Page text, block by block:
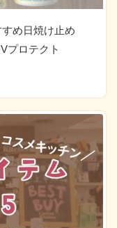
め日焼け止め
プロテクト